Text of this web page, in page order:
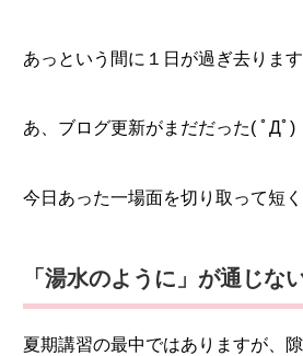
あっという間に１日が過ぎ去ります
あ、ブログ更新がまだだった( ﾟДﾟ)
今日あった一場面を切り取って短く
「湯水のように」が通じな
夏期講習の最中ではありますが、